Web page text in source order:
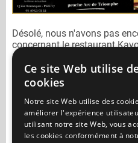
Désolé, nous n'avons pas
concernant le restaurant
Vous pouvez joindre le
89 02 00
N'oubliez pas de préciser
Kavod Halaviqu'il n'est pas
Pour consulter un autre
Ce site Web utilise
cookies
Notre site Web utilise des
améliorer l'expérience
utilisant notre site Web, vous
les cookies conformément à